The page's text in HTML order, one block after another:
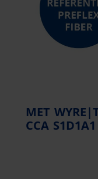
MET
CCA S1D1A1